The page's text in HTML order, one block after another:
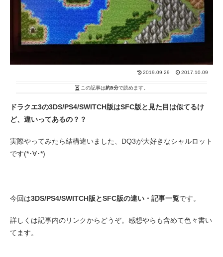
2019.09.29 2017.10.09
この記事は約5分で読めます。
ドラクエ3の3DS/PS4/SWITCH版はSFC版と見た目は似てるけ
ど、違いってあるの？？
実際やってみたら結構違いました、DQ3が大好きなシャルロット
です(*･∀･*)
今回は3DS/PS4/SWITCH版とSFC版の違い・記事一覧です。
詳しくは記事内のリンクからどうぞ。感想やらも含めて色々書い
てます。